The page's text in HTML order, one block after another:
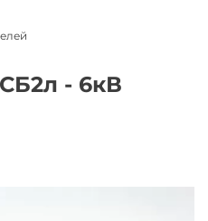
- 6кВ